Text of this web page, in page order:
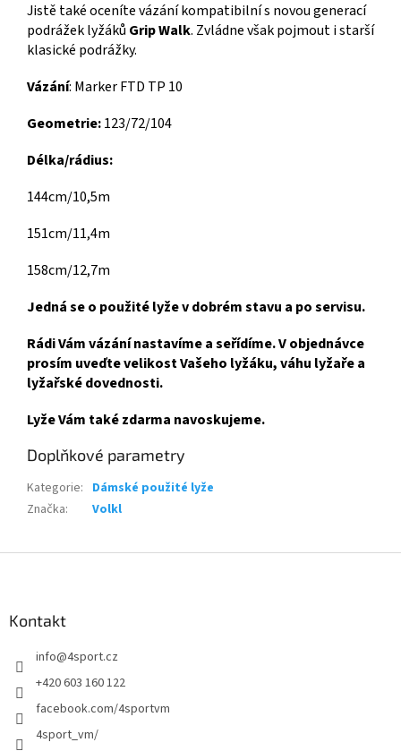
Jistě také oceníte vázání kompatibilní s novou generací
podrážek lyžáků Grip Walk. Zvládne však pojmout i starší
klasické podrážky.
Vázání: Marker FTD TP 10
Geometrie:123/72/104
Délka/rádius:
144cm/10,5m
151cm/11,4m
158cm/12,7m
Jedná se o použité lyže v dobrém stavu a po servisu.
Rádi Vám vázání nastavíme a seřídíme. V objednávce
prosím uveďte velikost Vašeho lyžáku, váhu lyžaře a
lyžařské dovednosti.
Lyže Vám také zdarma navoskujeme.
Doplňkové parametry
Kategorie: Dámské použité lyže
Značka: Volkl
Kontakt
info@4sport.cz
+420 603 160 122
facebook.com/4sportvm
4sport_vm/